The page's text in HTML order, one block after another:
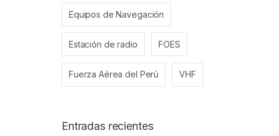
Equipos de Navegación
Estación de radio FOES
Fuerza Aérea del Perú VHF
Entradas recientes